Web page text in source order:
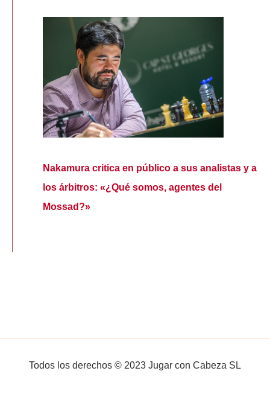
Nakamura critica en público a sus analistas y a
los árbitros: «¿Qué somos, agentes del
Mossad?»
Todos los derechos © 2023 Jugar con Cabeza SL